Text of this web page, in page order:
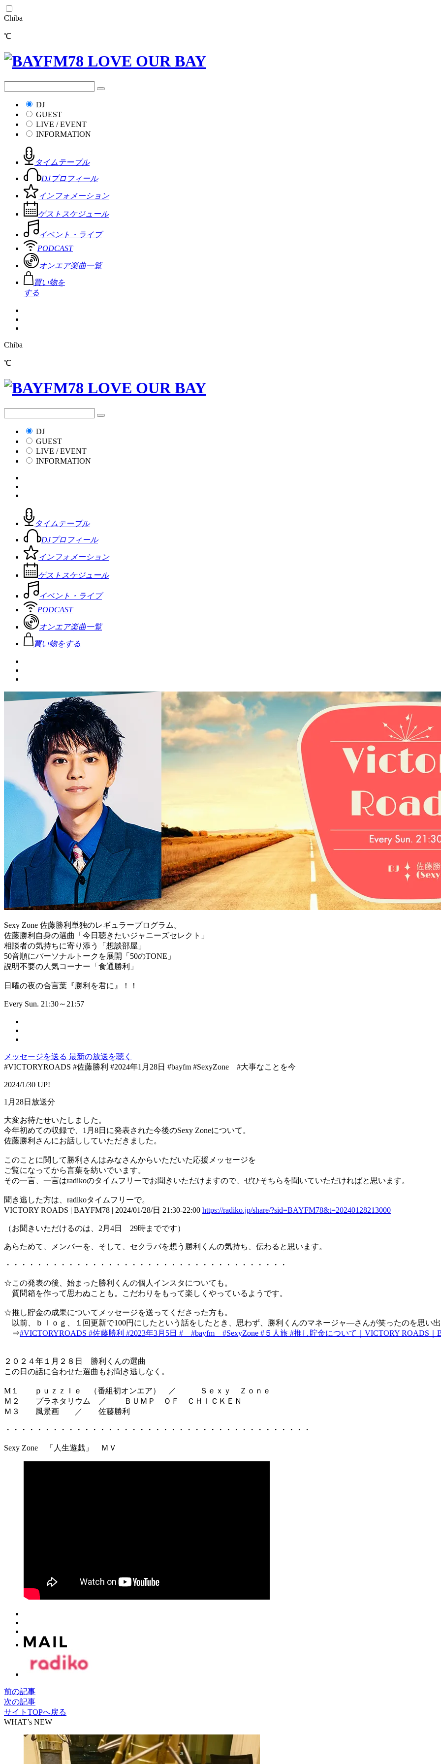
Chiba
℃
DJ
GUEST
LIVE / EVENT
INFORMATION
タイムテーブル
DJプロフィール
インフォメーション
ゲストスケジュール
イベント・ライブ
PODCAST
オンエア楽曲一覧
買い物を
する
Chiba
℃
DJ
GUEST
LIVE / EVENT
INFORMATION
タイムテーブル
DJプロフィール
インフォメーション
ゲストスケジュール
イベント・ライブ
PODCAST
オンエア楽曲一覧
買い物をする
Sexy Zone 佐藤勝利単独のレギュラープログラム。
佐藤勝利自身の選曲「今日聴きたいジャニーズセレクト」
相談者の気持ちに寄り添う「想談部屋」
50音順にパーソナルトークを展開「50のTONE」
説明不要の人気コーナー「食通勝利」
日曜の夜の合言葉『勝利を君に』！！
Every Sun. 21:30～21:57
メッセージを送る 最新の放送を聴く
#VICTORYROADS #佐藤勝利 #2024年1月28日 #bayfm #SexyZone #大事なことを今
2024/1/30 UP!
1月28日放送分
大変お待たせいたしました。
今年初めての収録で、1月8日に発表された今後のSexy Zoneについて。
佐藤勝利さんにお話ししていただきました。
このことに関して勝利さんはみなさんからいただいた応援メッセージを
ご覧になってから言葉を紡いでいます。
その一言、一言はradikoのタイムフリーでお聞きいただけますので、ぜひそちらを聞いていただければと思います。
聞き逃した方は、radikoタイムフリーで。
VICTORY ROADS | BAYFM78 | 2024/01/28/日 21:30-22:00 https://radiko.jp/share/?sid=BAYFM78&t=20240128213000
（お聞きいただけるのは、2月4日 29時までです）
あらためて、メンバーを、そして、セクラバを想う勝利くんの気持ち、伝わると思います。
・・・・・・・・・・・・・・・・・・・・・・・・・・・・・・・・・・・・
☆この発表の後、始まった勝利くんの個人インスタについても。
質問箱を作って思わぬことも。こだわりをもって楽しくやっているようです。
☆推し貯金の成果についてメッセージを送ってくださった方も。
以前、ｂｌｏｇ、１回更新で100円にしたという話をしたとき、思わず、勝利くんのマネージャ―さんが笑ったのを思い
⇒#VICTORYROADS #佐藤勝利 #2023年3月5日 # #bayfm #SexyZone #５人旅 #推し貯金について｜VICTORY ROADS｜
２０２４年１月２８日 勝利くんの選曲
この日の話に合わせた選曲もお聞き逃しなく。
M１ ｐｕｚｚｌｅ （番組初オンエア） ／ Ｓｅｘｙ Ｚｏｎｅ
Ｍ２ プラネタリウム ／ ＢＵＭＰ ＯＦ ＣＨＩＣＫＥＮ
Ｍ３ 風景画 ／ 佐藤勝利
・・・・・・・・・・・・・・・・・・・・・・・・・・・・・・・・・・・・・・・
Sexy Zone 「人生遊戯」 ＭＶ
前の記事
次の記事
サイトTOPへ戻る
WHAT’s NEW